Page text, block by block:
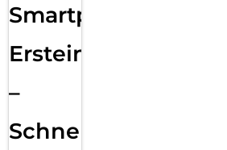
Smartphone
Ersteinrichtung
–
Schnelle